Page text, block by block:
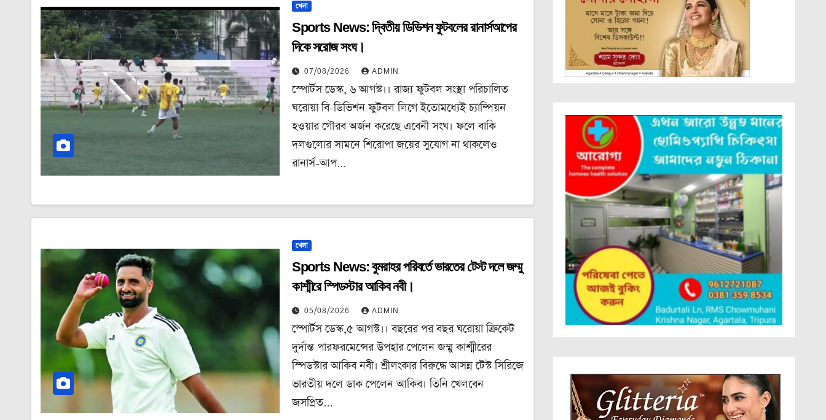
খেলা
Sports News: দ্বিতীয় ডিভিশন ফুটবলের রানার্সআপের
দিকে সরোজ সংঘ।
07/08/2026 ADMIN
স্পোর্টস ডেস্ক, ৬ আগস্ট।। রাজ্য ফুটবল সংস্থা পরিচালিত
ঘরোয়া বি-ডিভিশন ফুটবল লিগে ইতোমধ্যেই চ্যাম্পিয়ন
হওয়ার গৌরব অর্জন করেছে এবেনী সংঘ। ফলে বাকি
দলগুলোর সামনে শিরোপা জয়ের সুযোগ না থাকলেও
রানার্স-আপ…
খেলা
Sports News: বুমরাহর পরিবর্তে ভারতের টেস্ট দলে জম্মু
কাশ্মীরে স্পিডস্টার আকিব নবী।
05/08/2026 ADMIN
স্পোর্টস ডেস্ক,৫ আগস্ট।। বছরের পর বছর ঘরোয়া ক্রিকেট
দুর্দান্ত পারফরমেন্সের উপহার পেলেন জম্মু কাশ্মীরের
স্পিডস্টার আকিব নবী। শ্রীলংকার বিরুদ্ধে আসন্ন টেস্ট সিরিজে
ভারতীয় দলে ডাক পেলেন আকিব। তিনি খেলবেন
জসপ্রিত…